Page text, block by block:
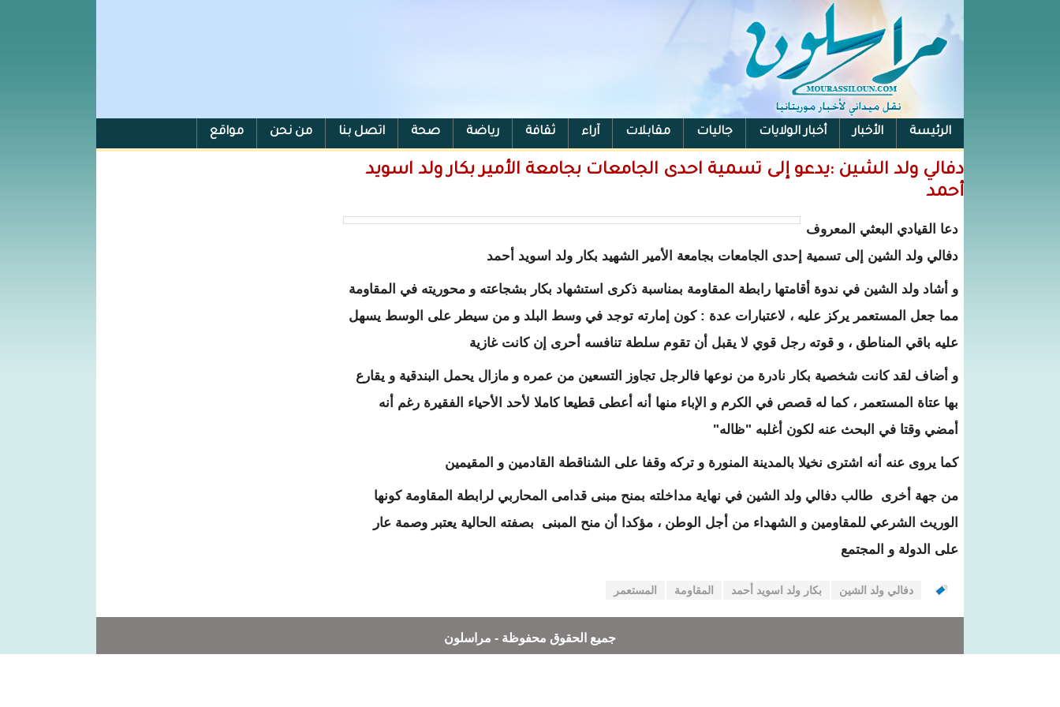
الرئيسة الأخبار أخبار الولايات جاليات مقابلات آراء ثقافة رياضة صحة اتصل بنا من نحن مواقع
دفالي ولد الشين :يدعو إلى تسمية احدى الجامعات بجامعة الأمير بكار ولد اسويد
أحمد
دعا القيادي البعثي المعروف
دفالي ولد الشين إلى تسمية إحدى الجامعات بجامعة الأمير الشهيد بكار ولد اسويد أحمد
و أشاد ولد الشين في ندوة أقامتها رابطة المقاومة بمناسبة ذكرى استشهاد بكار بشجاعته و محوريته في المقاومة
مما جعل المستعمر يركز عليه ، لاعتبارات عدة : كون إمارته توجد في وسط البلد و من سيطر على الوسط يسهل
عليه باقي المناطق ، و قوته رجل قوي لا يقبل أن تقوم سلطة تنافسه أحرى إن كانت غازية
و أضاف لقد كانت شخصية بكار نادرة من نوعها فالرجل تجاوز التسعين من عمره و مازال يحمل البندقية و يقارع
بها عتاة المستعمر ، كما له قصص في الكرم و الإباء منها أنه أعطى قطيعا كاملا لأحد الأحياء الفقيرة رغم أنه
أمضي وقتا في البحث عنه لكون أغلبه "ظاله"
كما يروى عنه أنه اشترى نخيلا بالمدينة المنورة و تركه وقفا على الشناقطة القادمين و المقيمين
من جهة أخرى طالب دفالي ولد الشين في نهاية مداخلته بمنح مبنى قدامى المحاربي لرابطة المقاومة كونها
الوريث الشرعي للمقاومين و الشهداء من أجل الوطن ، مؤكدا أن منح المبنى بصفته الحالية يعتبر وصمة عار
على الدولة و المجتمع
دفالي ولد الشين بكار ولد اسويد أحمد المقاومة المستعمر
جميع الحقوق محفوظة - مراسلون